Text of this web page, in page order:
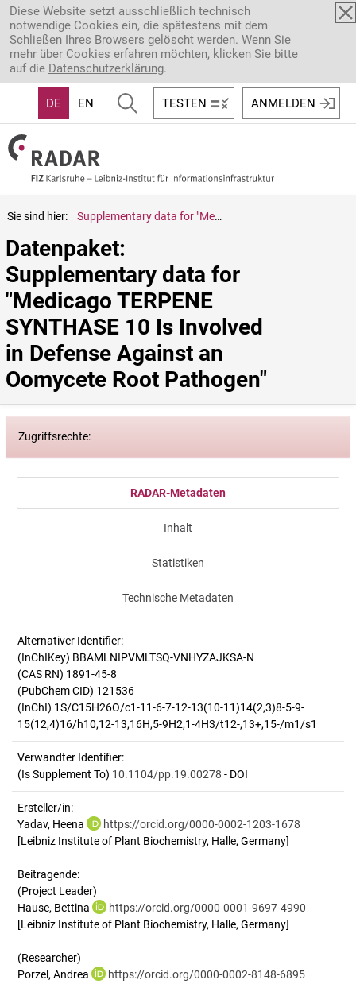
Direkt zum Inhalt
Diese Website setzt ausschließlich technisch
notwendige Cookies ein, die spätestens mit dem
Schließen Ihres Browsers gelöscht werden. Wenn Sie
mehr über Cookies erfahren möchten, klicken Sie bitte
auf die Datenschutzerklärung.
DE EN TESTEN ANMELDEN
Sie sind hier: Supplementary data for "Medicago TERPENE SYNTHASE 10 Is Involved in Defense Against an Oomycete Root Pathogen"
Datenpaket:
Supplementary data for
"Medicago TERPENE
SYNTHASE 10 Is Involved
in Defense Against an
Oomycete Root Pathogen"
Zugriffsrechte:
RADAR-Metadaten
Inhalt
Statistiken
Technische Metadaten
Alternativer Identifier:
(InChIKey) BBAMLNIPVMLTSQ-VNHYZAJKSA-N
(CAS RN) 1891-45-8
(PubChem CID) 121536
(InChI) 1S/C15H26O/c1-11-6-7-12-13(10-11)14(2,3)8-5-9-
15(12,4)16/h10,12-13,16H,5-9H2,1-4H3/t12-,13+,15-/m1/s1
Verwandter Identifier:
(Is Supplement To) 10.1104/pp.19.00278 - DOI
Ersteller/in:
Yadav, Heena
https://orcid.org/0000-0002-1203-1678
[Leibniz Institute of Plant Biochemistry, Halle, Germany]
Beitragende:
(Project Leader)
Hause, Bettina
https://orcid.org/0000-0001-9697-4990
[Leibniz Institute of Plant Biochemistry, Halle, Germany]
(Researcher)
Porzel, Andrea
https://orcid.org/0000-0002-8148-6895